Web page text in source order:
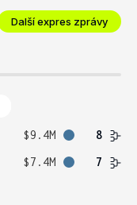
Další expres zprávy
$9.4M
8
$7.4M 7